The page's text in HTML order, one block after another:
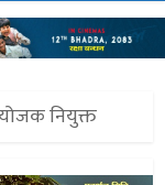
नियुक्त